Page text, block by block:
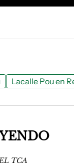
Lacalle Pou en
TCA